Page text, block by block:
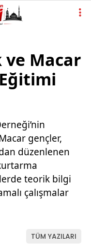
ve Macar
gençler,
düzenlenen
teorik bilgi
çalışmalar
TÜM YAZILARI